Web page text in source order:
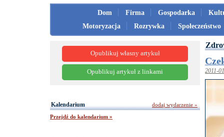
Dom Firma Gospodarka
Motoryzacja
Rozrywka Społeczeństwo
2011-
Opublikuj własny artykuł
Opublikuj artykuł z linkami
Kalendarium
Przejdź do kalendarium »
dodaj wydarzenie »